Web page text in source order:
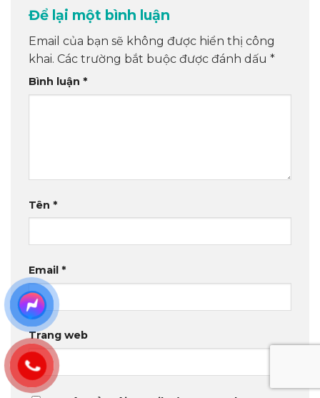
Để lại một bình luận
Email của bạn sẽ không được hiển thị công
khai. Các trường bắt buộc được đánh dấu *
Bình luận *
Tên *
Email *
Trang web